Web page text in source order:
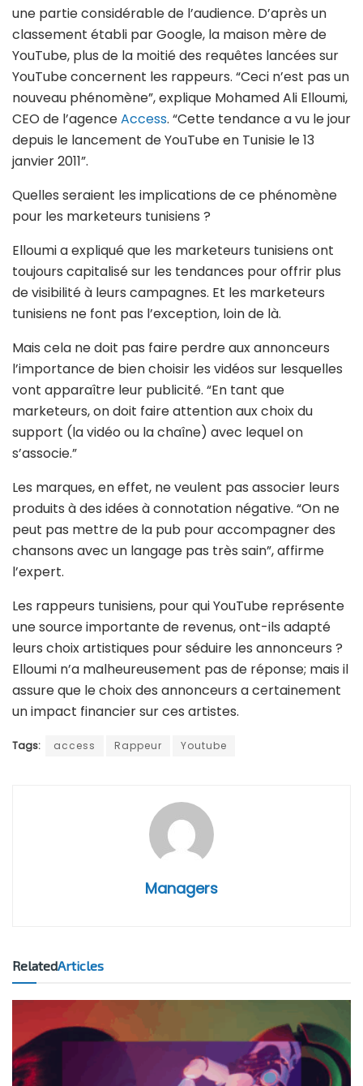
une partie considérable de l’audience. D’après un
classement établi par Google, la maison mère de
YouTube, plus de la moitié des requêtes lancées sur
YouTube concernent les rappeurs. “Ceci n’est pas un
nouveau phénomène”, explique Mohamed Ali Elloumi,
CEO de l’agenceAccess. “Cette tendance a vu le jour
depuis le lancement de YouTube en Tunisie le 13
janvier 2011”.
Quelles seraient les implications de ce phénomène
pour les marketeurs tunisiens ?
Elloumi a expliqué que les marketeurs tunisiens ont
toujours capitalisé sur les tendances pour offrir plus
de visibilité à leurs campagnes. Et les marketeurs
tunisiens ne font pas l’exception, loin de là.
Mais cela ne doit pas faire perdre aux annonceurs
l’importance de bien choisir les vidéos sur lesquelles
vont apparaître leur publicité. “En tant que
marketeurs, on doit faire attention aux choix du
support (la vidéo ou la chaîne) avec lequel on
s’associe.”
Les marques, en effet, ne veulent pas associer leurs
produits à des idées à connotation négative. “On ne
peut pas mettre de la pub pour accompagner des
chansons avec un langage pas très sain”, affirme
l’expert.
Les rappeurs tunisiens, pour qui YouTube représente
une source importante de revenus, ont-ils adapté
leurs choix artistiques pour séduire les annonceurs ?
Elloumi n’a malheureusement pas de réponse; mais il
assure que le choix des annonceurs a certainement
un impact financier sur ces artistes.
Tags: access Rappeur Youtube
Managers
RelatedArticles